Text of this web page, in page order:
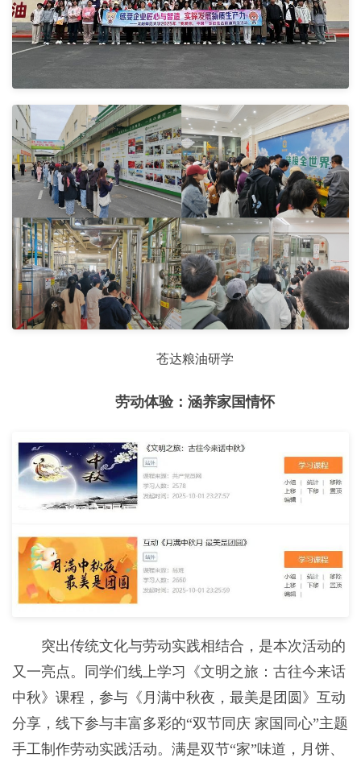
苍达粮油研学
劳动体验：涵养家国情怀
突出传统文化与劳动实践相结合，是本次活动的
又一亮点。同学们线上学习《文明之旅：古往今来话
中秋》课程，参与《月满中秋夜，最美是团圆》互动
分享，线下参与丰富多彩的“双节同庆 家国同心”主题
手工制作劳动实践活动。满是双节“家”味道，月饼、